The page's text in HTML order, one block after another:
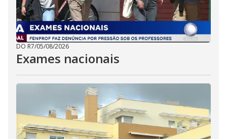
DO R7/05/08/2026
Exames nacionais